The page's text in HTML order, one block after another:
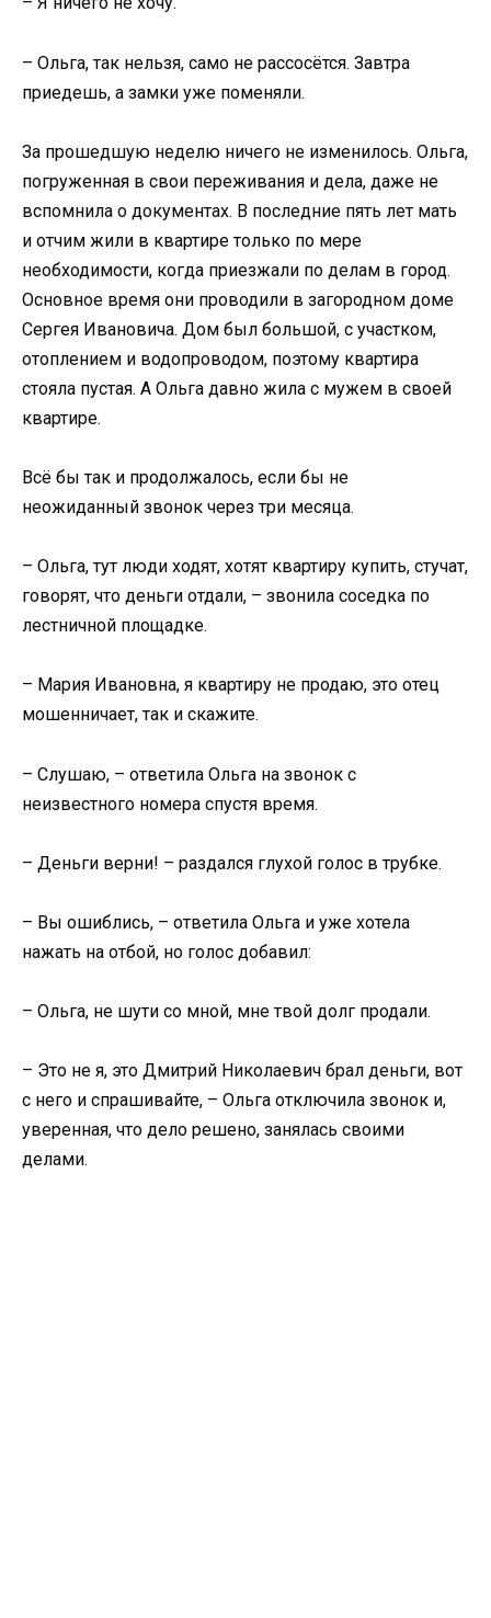
– Ольга, так нельзя, само не рассосётся. Завтра
приедешь, а замки уже поменяли.
За прошедшую неделю ничего не изменилось. Ольга,
погруженная в свои переживания и дела, даже не
вспомнила о документах. В последние пять лет мать
и отчим жили в квартире только по мере
необходимости, когда приезжали по делам в город.
Основное время они проводили в загородном доме
Сергея Ивановича. Дом был большой, с участком,
отоплением и водопроводом, поэтому квартира
стояла пустая. А Ольга давно жила с мужем в своей
квартире.
Всё бы так и продолжалось, если бы не
неожиданный звонок через три месяца.
– Ольга, тут люди ходят, хотят квартиру купить, стучат,
говорят, что деньги отдали, – звонила соседка по
лестничной площадке.
– Мария Ивановна, я квартиру не продаю, это отец
мошенничает, так и скажите.
– Слушаю, – ответила Ольга на звонок с
неизвестного номера спустя время.
– Деньги верни! – раздался глухой голос в трубке.
– Вы ошиблись, – ответила Ольга и уже хотела
нажать на отбой, но голос добавил:
– Ольга, не шути со мной, мне твой долг продали.
– Это не я, это Дмитрий Николаевич брал деньги, вот
с него и спрашивайте, – Ольга отключила звонок и,
уверенная, что дело решено, занялась своими
делами.